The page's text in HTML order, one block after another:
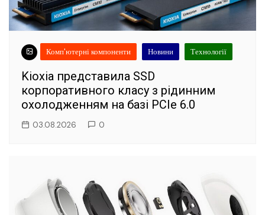
Комп'ютерні компоненти Новини Технології
Kioxia представила SSD
корпоративного класу з рідинним
охолодженням на базі PCIe 6.0
03.08.2026 0